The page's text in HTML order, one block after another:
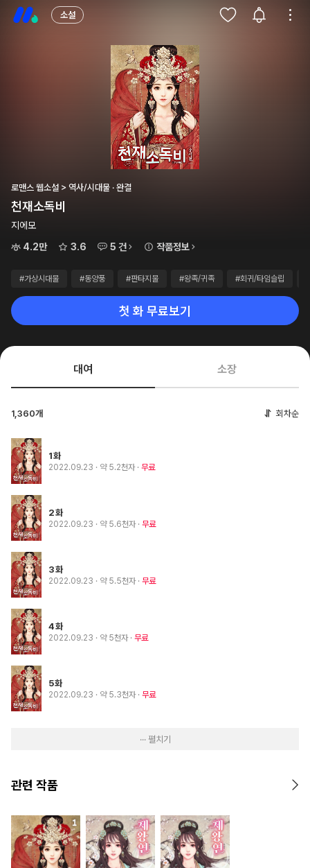
소설
로맨스 웹소설 > 역사/시대물 · 완결
천재소독비
지에모
4.2만
3.6 5 건 작품정보
#가상시대물 #동양풍 #판타지물 #왕족/귀족 #회귀/타임슬립
첫 화 무료보기
대여 소장
1,360개 회차순
1화
2022.09.23 · 약 5.2천자 무료
2화
2022.09.23 · 약 5.6천자 무료
3화
2022.09.23 · 약 5.5천자 무료
4화
2022.09.23 · 약 5천자 무료
5화
2022.09.23 · 약 5.3천자 무료
··· 펼치기
관련 작품